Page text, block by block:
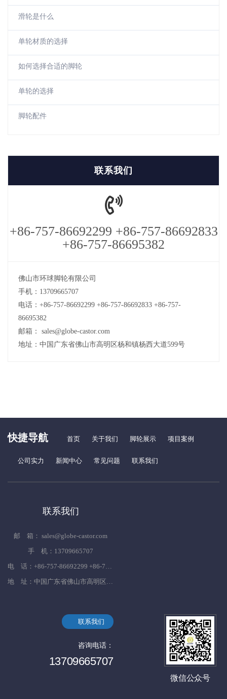
滑轮是什么
单轮材质的选择
如何选择合适的脚轮
单轮的选择
脚轮配件
联系我们
+86-757-86692299 +86-757-86692833
+86-757-86695382
佛山市环球脚轮有限公司
手机：13709665707
电话：+86-757-86692299 +86-757-86692833 +86-757-
86695382
邮箱： sales@globe-castor.com
地址：中国广东省佛山市高明区杨和镇杨西大道599号
快捷导航 首页 关于我们 脚轮展示 项目案例
公司实力 新闻中心 常见问题 联系我们
联系我们
邮 箱： sales@globe-castor.com
手 机：13709665707
联系我们
咨询电话：
13709665707
微信公众号